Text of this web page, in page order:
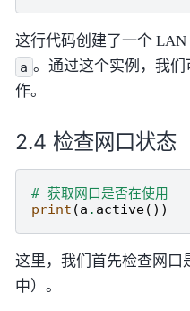
这行代码创建了一个
a 。通过这个实例，我
作。
检查网口状态
# 获取网口是否在使用
print (a . active())
这里，我们首先检查网口
中）。